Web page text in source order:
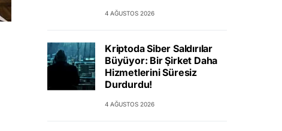
4 AĞUSTOS 2026
Kriptoda Siber Saldırılar
Büyüyor: Bir Şirket Daha
Hizmetlerini Süresiz
Durdurdu!
4 AĞUSTOS 2026